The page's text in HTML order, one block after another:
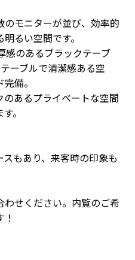
モニターが並び、効率的
るい空間です。
感のあるブラックテーブ
ーブルで清潔感ある空
備。
あるプライベートな空間
。
もあり、来客時の印象も
せください。内覧のご希